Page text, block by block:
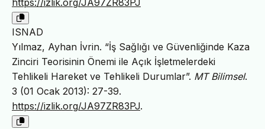
https://izlik.org/JA97ZR83PJ
ISNAD
Yılmaz, Ayhan İvrin. “İş Sağlığı ve Güvenliğinde Kaza
Zinciri Teorisinin Önemi ile Açık İşletmelerdeki
Tehlikeli Hareket ve Tehlikeli Durumlar”. MT Bilimsel.
3 (01 Ocak 2013): 27-39.
https://izlik.org/JA97ZR83PJ.